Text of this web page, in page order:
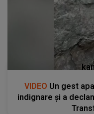
VIDEO Un gest
indignare și a